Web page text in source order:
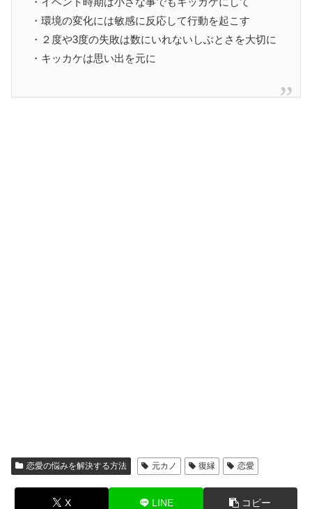
・環境の変化には敏感に反応して行動を起こす
・２度や3度の失敗は数にいれないしぶとさを大切に
・キッカケは思い出を元に
恋愛の悩みを解決する方法 元カノ 復縁 恋愛
X LINE コピー